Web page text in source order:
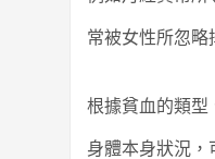
常被女性所忽略
根據貧血的類型
身體本身狀況，